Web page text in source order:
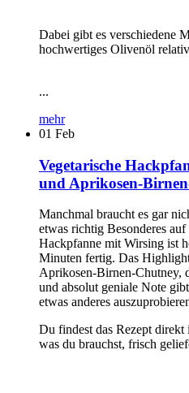
Dabei gibt es verschiedene
hochwertiges Olivenöl
...
mehr
01 Feb
Vegetarische
und Aprikosen-
Manchmal braucht es gar
etwas richtig Besonderes
Hackpfanne mit Wirsing ist
Minuten fertig. Das
Aprikosen-Birnen-Chutney,
und absolut geniale Note
etwas anderes
Du findest das Rezept
was du brauchst, frisch